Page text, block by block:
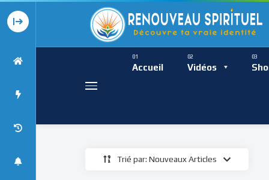
Accueil Vidéos
Présence
Présence
Trié par: Nouveaux Articles